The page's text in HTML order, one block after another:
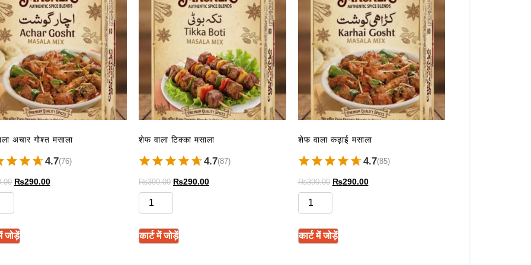
अचार गोश्त मसाला
4.7(76)
₨290.00
जोड़ें
शेफ वाला टिक्का मसाला
4.7(87)
₨390.00 ₨290.00
कार्ट में जोड़ें
शेफ वाला कढ़ाई मसाला
4.7(85)
₨390.00 ₨290.00
कार्ट में जोड़ें